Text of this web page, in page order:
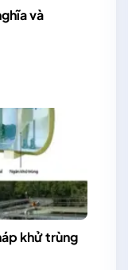
và
khử trùng